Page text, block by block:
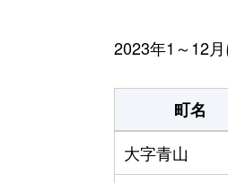
2023年1～12
町名
大字青山